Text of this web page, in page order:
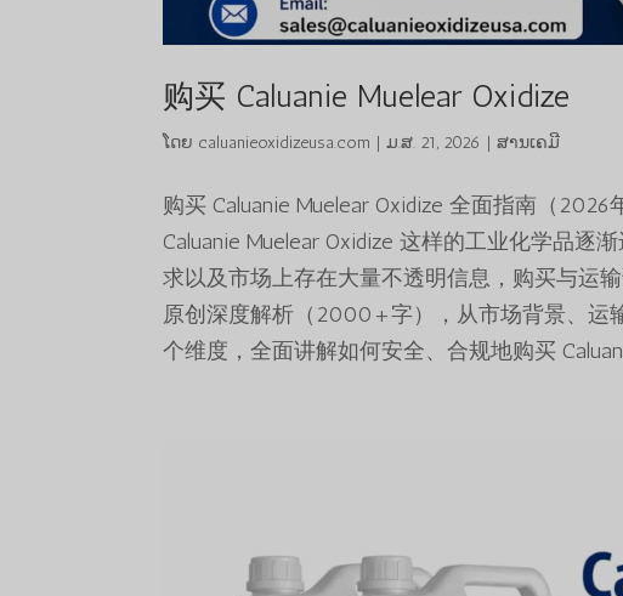
购买 Caluanie Muelear Oxidize
ໂດຍ caluanieoxidizeusa.com |ມ.ສ. 21, 2026 |ສານເຄມີ
购买 Caluanie Muelear Oxidize 全面指南（
Caluanie Muelear Oxidize 这样的工业化学品逐
求以及市场上存在大量不透明信息，购买与运
原创深度解析（2000+字），从市场背景、运
个维度，全面讲解如何安全、合规地购买